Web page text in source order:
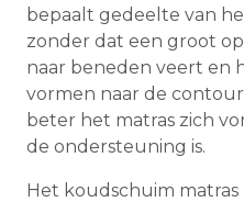
bepaalt gedeelte van
zonder dat een groot
naar beneden veert en
vormen naar de
beter het matras zich
de ondersteuning is.
Het koudschuim matras